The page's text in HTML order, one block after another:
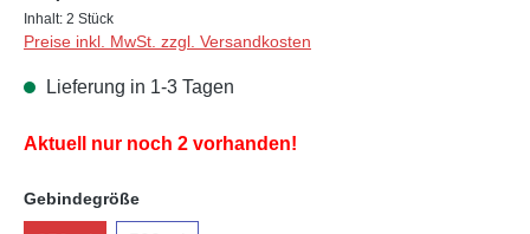
Inhalt: 2 Stück
Preise inkl. MwSt. zzgl. Versandkosten
Lieferung in 1-3 Tagen
Aktuell nur noch 2 vorhanden!
Gebindegrößeauswählen